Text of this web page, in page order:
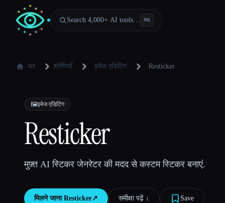
Search 4,000+ AI tools… ⌘K
घर श्रेणियाँ इमेज एडिटिंग Resticker
🖼️इमेज एडिटिंग
Resticker
मुफ़्त AI स्टिकर जेनरेटर की मदद से कस्टम स्टिकर बनाएं.
मिलने जाना Resticker↗︎ समीक्षा पढ़ें ↓︎ Save